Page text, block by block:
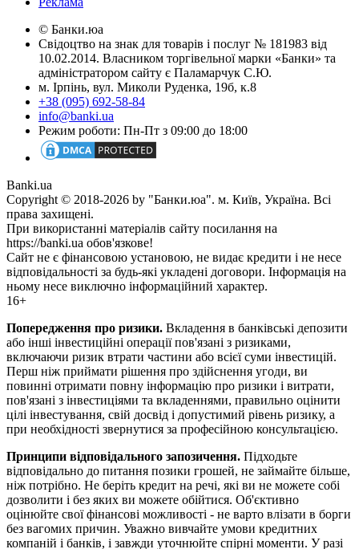
© Банки.юа
Свідоцтво на знак для товарів і послуг № 181983 від
10.02.2014. Власником торгівельної марки «Банки» та
адміністратором сайту є Паламарчук С.Ю.
м. Ірпінь, вул. Миколи Руденка, 19б, к.8
+38 (095) 692-58-84
info@banki.ua
Режим роботи: Пн-Пт з 09:00 до 18:00
Banki.ua
Copyright © 2018-2026 by "Банки.юа". м. Київ, Україна. Всі
права захищені.
При використанні матеріалів сайту посилання на
https://banki.ua обов'язкове!
Сайт не є фінансовою установою, не видає кредити і не несе
відповідальності за будь-які укладені договори. Інформація на
ньому несе виключно інформаційний характер.
16+
Попередження про ризики. Вкладення в банківські депозити
або інші інвестиційні операції пов'язані з ризиками,
включаючи ризик втрати частини або всієї суми інвестицій.
Перш ніж приймати рішення про здійснення угоди, ви
повинні отримати повну інформацію про ризики і витрати,
пов'язані з інвестиціями та вкладеннями, правильно оцінити
цілі інвестування, свій досвід і допустимий рівень ризику, а
при необхідності звернутися за професійною консультацією.
Принципи відповідального запозичення. Підходьте
відповідально до питання позики грошей, не займайте більше,
ніж потрібно. Не беріть кредит на речі, які ви не можете собі
дозволити і без яких ви можете обійтися. Об'єктивно
оцінюйте свої фінансові можливості - не варто влізати в борги
без вагомих причин. Уважно вивчайте умови кредитних
компаній і банків, і завжди уточнюйте спірні моменти. У разі